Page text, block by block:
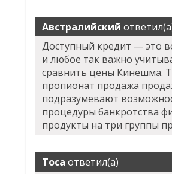
Австралийский
Доступный кредит — это
и любое так важно
сравнить цены Кинешма.
пропионат продажа
подразумевают
процедуры банкротства
продукты на три группы
Тоса ответил(а)